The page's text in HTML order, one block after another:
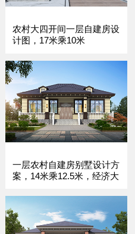
农村大四开间一层自建房设
计图，17米乘10米
一层农村自建房别墅设计方
案，14米乘12.5米，经济大